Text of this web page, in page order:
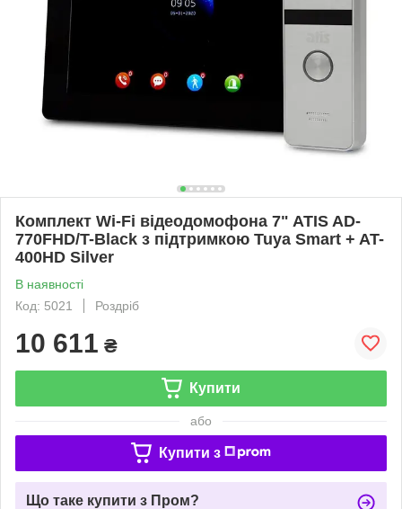
Комплект Wi-Fi відеодомофонa 7" ATIS AD-
770FHD/T-Black з підтримкою Tuya Smart + AT-
400HD Silver
В наявності
Код: 5021
Роздріб
10 611 ₴
Купити
або
Купити з
Що таке купити з Пром?